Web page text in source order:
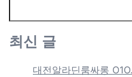
최신 글
대전알라딘룸싸롱